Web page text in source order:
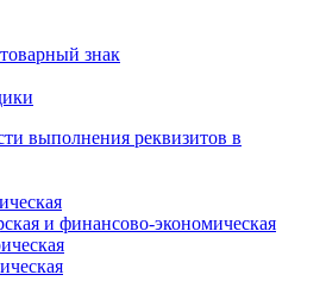
знак
выполнения реквизитов в
и финансово-экономическая